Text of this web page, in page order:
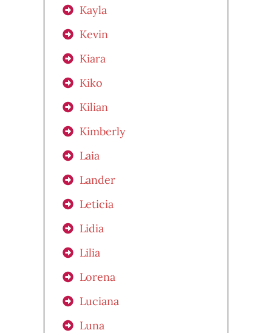
Kayla
Kevin
Kiara
Kiko
Kilian
Kimberly
Laia
Lander
Leticia
Lidia
Lilia
Lorena
Luciana
Luna